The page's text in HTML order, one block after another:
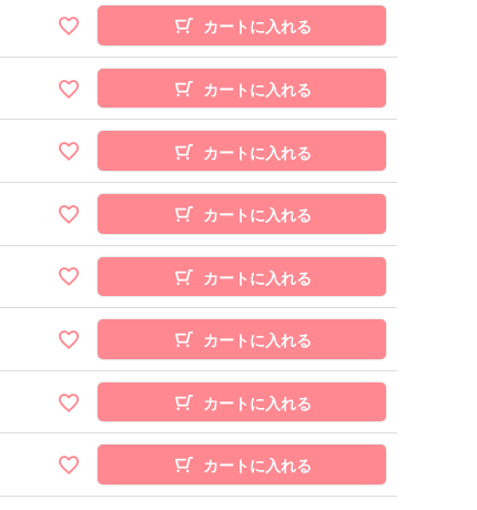
カートに入れる
カートに入れる
カートに入れる
カートに入れる
カートに入れる
カートに入れる
カートに入れる
カートに入れる